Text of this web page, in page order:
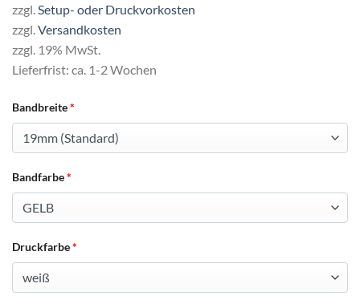
bis
zzgl. Setup- oder Druckvorkosten
zzgl. Versandkosten
zzgl. 19% MwSt.
Lieferfrist: ca. 1-2 Wochen
Bandbreite*
Bandfarbe*
Druckfarbe*